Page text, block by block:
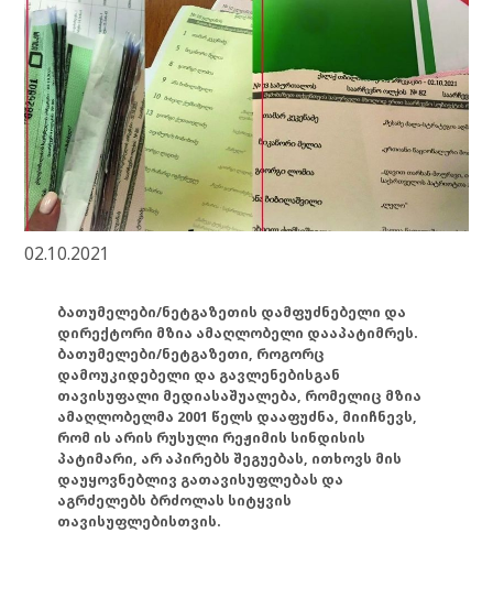
02.10.2021
ბათუმელები/ნეტგაზეთის დამფუძნებელი და
დირექტორი მზია ამაღლობელი დააპატიმრეს.
ბათუმელები/ნეტგაზეთი, როგორც
დამოუკიდებელი და გავლენებისგან
თავისუფალი მედიასაშუალება, რომელიც მზია
ამაღლობელმა 2001 წელს დააფუძნა, მიიჩნევს,
რომ ის არის რუსული რეჟიმის სინდისის
პატიმარი, არ აპირებს შეგუებას, ითხოვს მის
დაუყოვნებლივ გათავისუფლებას და
აგრძელებს ბრძოლას სიტყვის
თავისუფლებისთვის.